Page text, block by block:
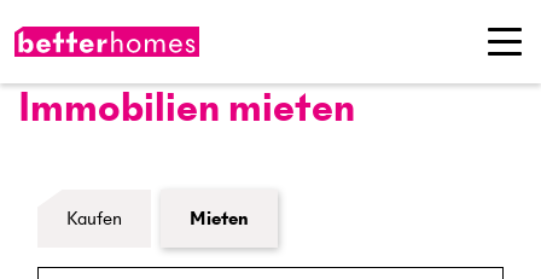
Immobilien mieten
Formular Immobiliensuche
Kaufen Mieten